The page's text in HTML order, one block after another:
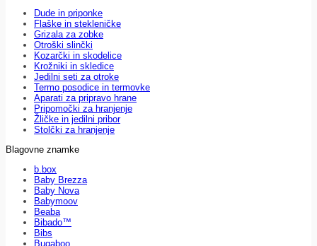
Dude in priponke
Flaške in stekleničke
Grizala za zobke
Otroški slinčki
Kozarčki in skodelice
Krožniki in skledice
Jedilni seti za otroke
Termo posodice in termovke
Aparati za pripravo hrane
Pripomočki za hranjenje
Žličke in jedilni pribor
Stolčki za hranjenje
Blagovne znamke
b.box
Baby Brezza
Baby Nova
Babymoov
Beaba
Bibado™
Bibs
Bugaboo